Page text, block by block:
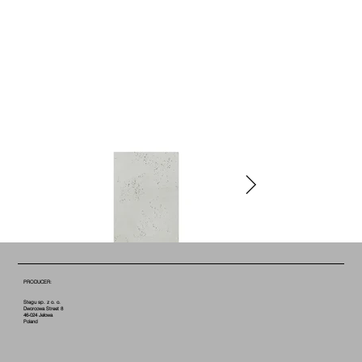
PRODUCER:
Stegu sp. z o. o.
Dworcowa Street 8
46-024 Jełowa
Poland